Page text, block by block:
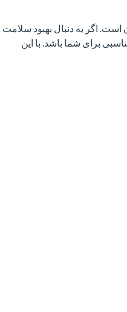
اگر به دنبال بهبود سلامت
برای شما باشد. با این